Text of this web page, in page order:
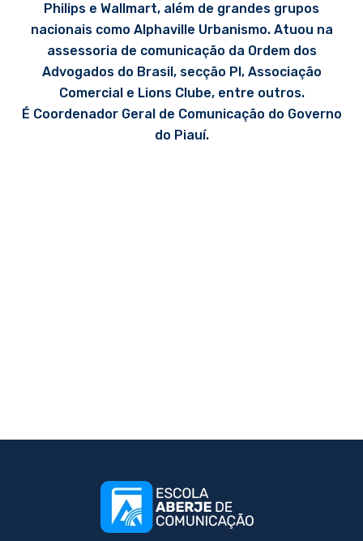
Philips e Wallmart, além de grandes grupos
nacionais como Alphaville Urbanismo. Atuou na
assessoria de comunicação da Ordem dos
Advogados do Brasil, secção PI, Associação
Comercial e Lions Clube, entre outros.
É Coordenador Geral de Comunicação do Governo
do Piauí.